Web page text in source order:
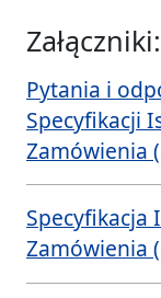
Załączniki:
Pytania i
Specyfikacji
Zamówienia
Specyfikacja
Zamówienia